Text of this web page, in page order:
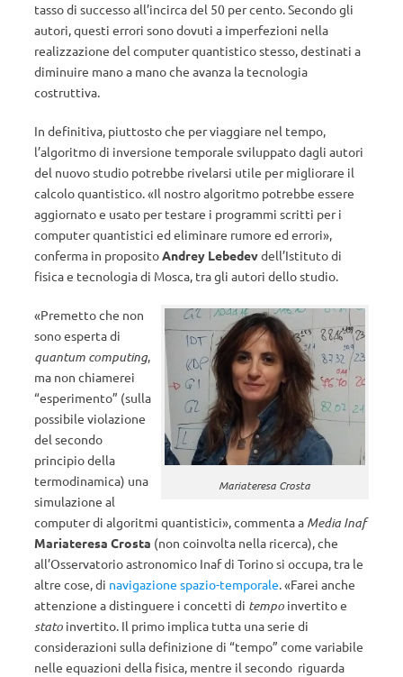
tasso di successo all’incirca del 50 per cento. Secondo gli
autori, questi errori sono dovuti a imperfezioni nella
realizzazione del computer quantistico stesso, destinati a
diminuire mano a mano che avanza la tecnologia
costruttiva.
In definitiva, piuttosto che per viaggiare nel tempo,
l’algoritmo di inversione temporale sviluppato dagli autori
del nuovo studio potrebbe rivelarsi utile per migliorare il
calcolo quantistico. «Il nostro algoritmo potrebbe essere
aggiornato e usato per testare i programmi scritti per i
computer quantistici ed eliminare rumore ed errori»,
conferma in propositoAndrey Lebedevdell’Istituto di
fisica e tecnologia di Mosca, tra gli autori dello studio.
Mariateresa Crosta
«Premetto che non
sono esperta di
quantum computing,
ma non chiamerei
“esperimento” (sulla
possibile violazione
del secondo
principio della
termodinamica) una
simulazione al
computer di algoritmi quantistici», commenta a Media Inaf
Mariateresa Crosta (non coinvolta nella ricerca), che
all’Osservatorio astronomico Inaf di Torino si occupa, tra le
altre cose, di navigazione spazio-temporale. «Farei anche
attenzione a distinguere i concetti di tempo invertito e
stato invertito. Il primo implica tutta una serie di
considerazioni sulla definizione di “tempo” come variabile
nelle equazioni della fisica, mentre il secondo riguarda